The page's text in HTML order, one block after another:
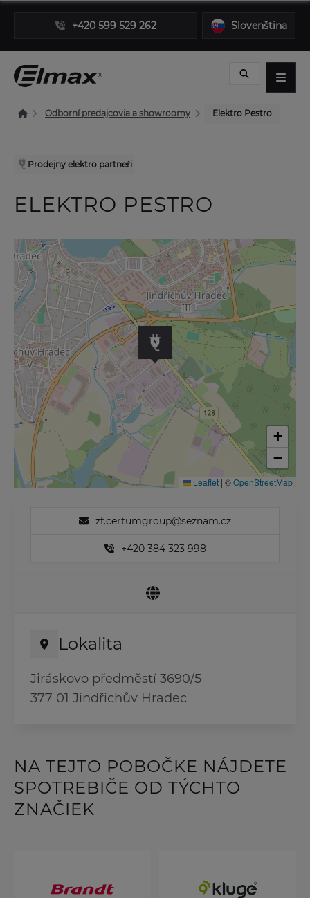
+420 599 529 262 Slovenština
Odborní predajcovia a showroomy Elektro Pestro
Prodejny elektro partneři
ELEKTRO PESTRO
zf.certumgroup@seznam.cz
+420 384 323 998
Lokalita
Jiráskovo předměstí 3690/5
377 01 Jindřichův Hradec
+
−
Leaflet | ©OpenStreetMap
NA TEJTO POBOČKE NÁJDETE
SPOTREBIČE OD TÝCHTO
ZNAČIEK